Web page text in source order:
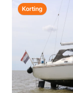
Korting